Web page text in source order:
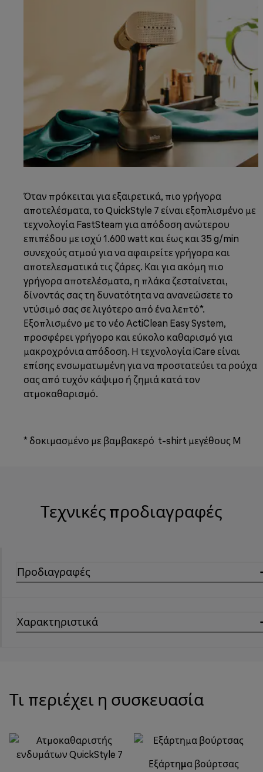
Όταν πρόκειται για εξαιρετικά, πιο γρήγορα
αποτελέσματα, το QuickStyle 7 είναι εξοπλισμένο με
τεχνολογία FastSteam για απόδοση ανώτερου
επιπέδου με ισχύ 1.600 watt και έως και 35 g/min
συνεχούς ατμού για να αφαιρείτε γρήγορα και
αποτελεσματικά τις ζάρες. Και για ακόμη πιο
γρήγορα αποτελέσματα, η πλάκα ζεσταίνεται,
δίνοντάς σας τη δυνατότητα να ανανεώσετε το
ντύσιμό σας σε λιγότερο από ένα λεπτό*.
Εξοπλισμένο με το νέο ActiClean Easy System,
προσφέρει γρήγορο και εύκολο καθαρισμό για
μακροχρόνια απόδοση. Η τεχνολογία iCare είναι
επίσης ενσωματωμένη για να προστατεύει τα ρούχα
σας από τυχόν κάψιμο ή ζημιά κατά τον
ατμοκαθαρισμό.
* δοκιμασμένο με βαμβακερό t-shirt μεγέθους M
Τεχνικές προδιαγραφές
Προδιαγραφές
Χαρακτηριστικά
Τι περιέχει η συσκευασία
Εξάρτημα βούρτσας